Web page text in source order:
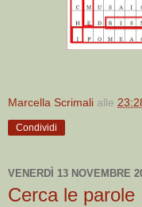
Marcella Scrimali alle
Condividi
VENERDÌ 13 NOVEMBRE
Cerca le parole